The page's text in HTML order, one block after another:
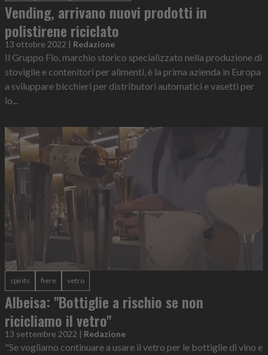
Vending, arrivano nuovi prodotti in
polistirene riciclato
13 ottobre 2022 | Redazione
Il Gruppo Flo, marchio storico specializzato nella produzione di
stoviglie e contenitori per alimenti, è la prima azienda in Europa
a sviluppare bicchieri per distributori automatici e vasetti per
lo...
spirits fiere vetro
Albeisa: "Bottiglie a rischio se non
ricicliamo il vetro"
13 settembre 2022 | Redazione
"Se vogliamo continuare a usare il vetro per le bottiglie di vino e